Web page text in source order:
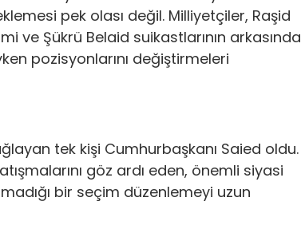
pek olası değil. Milliyetçiler, Raşid
ve Şükrü Belaid suikastlarının arkasında
pozisyonlarını değiştirmeleri
tek kişi Cumhurbaşkanı Saied oldu.
göz ardı eden, önemli siyasi
bir seçim düzenlemeyi uzun